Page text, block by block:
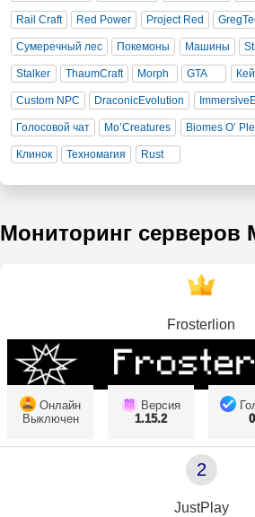
Rail Craft Red Power Project Red
Сумеречный лес Покемоны Машины
Stalker ThaumCraft Morph GTA
Custom NPC DraconicEvolution
Голосовой чат Mo’Creatures Biomes O’
Клинок Техномагия Rust
Мониторинг серверов
Frosterlion
Онлайн
Выключен
Версия
1.15.2
0
2
JustPlay